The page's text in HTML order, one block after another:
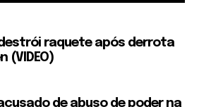
raquete após derrota
(VIDEO)
de abuso de poder na